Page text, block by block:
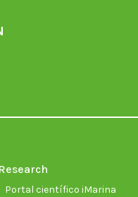
Research
Portal científico iMarina